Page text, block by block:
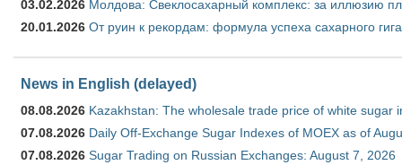
03.02.2026 Молдова: Свеклосахарный комплекс: за иллюзию
20.01.2026 От руин к рекордам: формула успеха сахарного
News in English (delayed)
08.08.2026 Kazakhstan: The wholesale trade price of white sugar
07.08.2026 Daily Off-Exchange Sugar Indexes of MOEX as of
07.08.2026 Sugar Trading on Russian Exchanges: August 7, 2026